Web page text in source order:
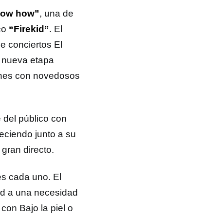
how”, una de
“Firekid”. El
conciertos El
etapa
con novedosos
del público con
junto a su
directo.
cada uno. El
a una necesidad
Bajo la piel o